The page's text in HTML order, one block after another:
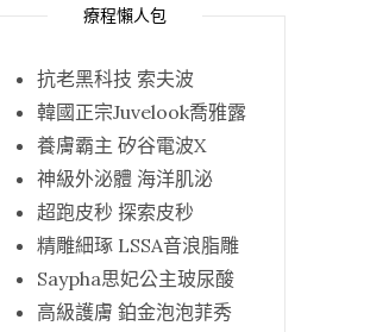
療程懶人包
抗老黑科技 索夫波
韓國正宗Juvelook喬雅露
養膚霸主 矽谷電波X
神級外泌體 海洋肌泌
超跑皮秒 探索皮秒
精雕細琢 LSSA音浪脂雕
Saypha思妃公主玻尿酸
高級護膚 鉑金泡泡菲秀